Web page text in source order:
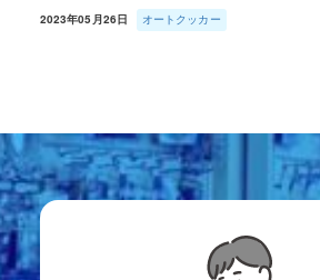
2023年05月26日 オートクッカー